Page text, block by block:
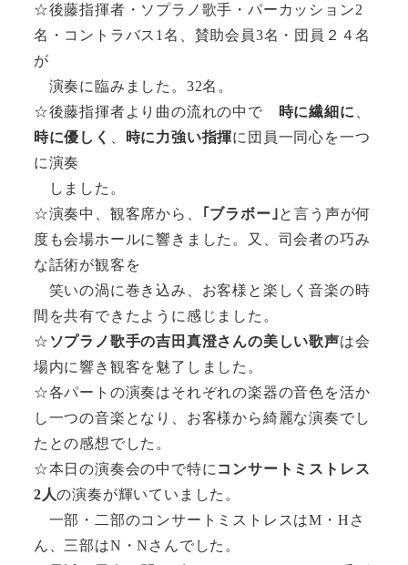
☆後藤指揮者・ソプラノ歌手・パーカッション2
名・コントラバス1名、賛助会員3名・団員２４名
が
演奏に臨みました。32名。
☆後藤指揮者より曲の流れの中で 時に繊細に
時に優しく
時に力強い指揮に団員一同心を一つ
に演奏
しました。
☆演奏中、観客席から、
｢ブラボー｣と言う声が何
度も会場ホールに響きました。又、司会者の巧み
な話術が観客を
笑いの渦に巻き込み、お客様と楽しく音楽の時
間を共有できたように感じました。
☆ ソプラノ歌手の吉田真澄さんの美しい歌声は会
場内に響き観客を魅了しました。
☆各パートの演奏はそれぞれの楽器の音色を活か
し一つの音楽となり、お客様から綺麗な演奏でし
たとの感想でした。
☆本日の演奏会の中で特に コンサートミストレス
2人の演奏が輝いていました。
一部・二部のコンサートミストレスはM・Hさ
ん、三部はN・Nさんでした。